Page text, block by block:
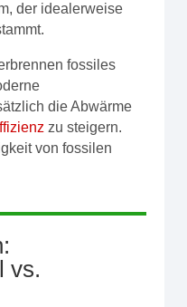
der idealerweise
fossiles
die Abwärme
zu steigern.
von fossilen
vs.